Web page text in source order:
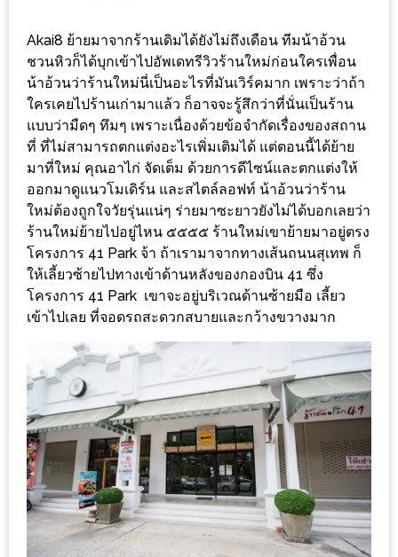
วัน
อาทิตย์
ท่าแพ
เชียงใหม่
CART
CHECKOUT
DRAFT
–
บาร์บีคิว
สาว
เหนือ
สลัด
หนุ่ม
บ้านนา
เมนู
เด็ด
จาก
ANNA
Akai8 ย้ายมาจากร้านเดิมได้ยังไม่ถึงเดือน ทีมน้าอ้วน
ชวนหิวก็ได้บุกเข้าไปอัพเดทรีวิวร้านใหม่ก่อนใครเพื่อน
น้าอ้วนว่าร้านใหม่นี่เป็นอะไรที่มันเวิร์คมาก เพราะว่าถ้า
ใครเคยไปร้านเก่ามาแล้ว ก็อาจจะรู้สึกว่าที่นั่นเป็นร้าน
แบบว่ามืดๆ ทึมๆ เพราะเนื่องด้วยข้อจำกัดเรื่องของสถาน
ที่ ที่ไม่สามารถตกแต่งอะไรเพิ่มเติมได้ แต่ตอนนี้ได้ย้าย
มาที่ใหม่ คุณอาไก่ จัดเต็ม ด้วยการดีไซน์และตกแต่งให้
ออกมาดูแนวโมเดิร์น และสไตล์ลอฟท์ น้าอ้วนว่าร้าน
ใหม่ต้องถูกใจวัยรุ่นแน่ๆ ร่ายมาซะยาวยังไม่ได้บอกเลยว่า
ร้านใหม่ย้ายไปอยู่ไหน ๕๕๕๕ ร้านใหม่เขาย้ายมาอยู่ตรง
โครงการ 41 Park จ้า ถ้าเรามาจากทางเส้นถนนสุเทพ ก็
ให้เลี้ยวซ้ายไปทางเข้าด้านหลังของกองบิน 41 ซึ่ง
โครงการ 41 Park เขาจะอยู่บริเวณด้านซ้ายมือ เลี้ยว
เข้าไปเลย ที่จอดรถสะดวกสบายและกว้างขวางมาก